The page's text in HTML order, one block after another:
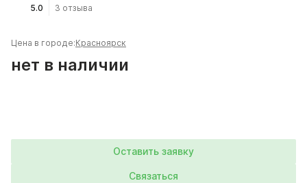
5.0 3 отзыва
Цена в городе:Красноярск
нет в наличии
Оставить заявку
Связаться